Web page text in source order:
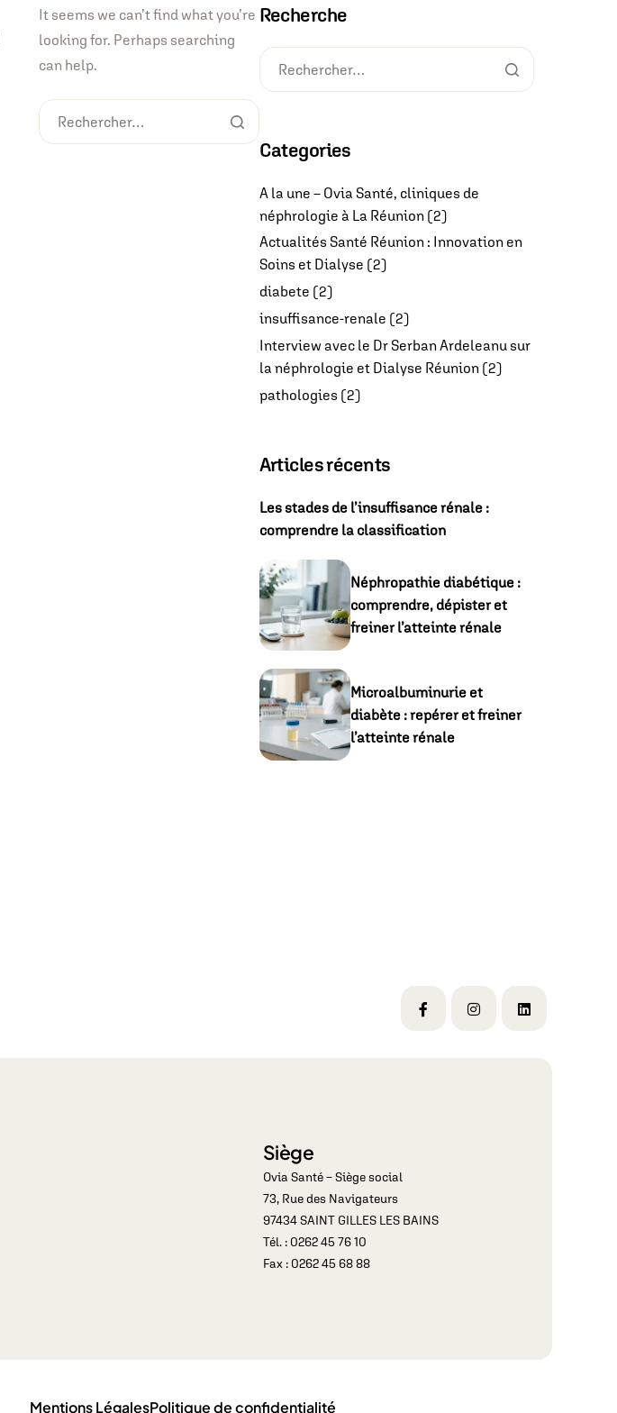
It seems we can’t find what you’re
looking for. Perhaps searching
can help.
Recherche
Categories
A la une – Ovia Santé, cliniques de
néphrologie à La Réunion(2)
Actualités Santé Réunion : Innovation en
Soins et Dialyse (2)
diabete (2)
insuffisance-renale (2)
Interview avec le Dr Serban Ardeleanu sur
la néphrologie et Dialyse Réunion(2)
pathologies (2)
Articles récents
Les stades de l’insuffisance rénale :
comprendre la classification
Néphropathie diabétique :
comprendre, dépister et
freiner l’atteinte rénale
Microalbuminurie et
diabète : repérer et freiner
l’atteinte rénale
Siège
Ovia Santé – Siège social
73, Rue des Navigateurs
97434 SAINT GILLES LES BAINS
Tél. : 0262 45 76 10
Fax : 0262 45 68 88
Mentions LégalesPolitique de confidentialité